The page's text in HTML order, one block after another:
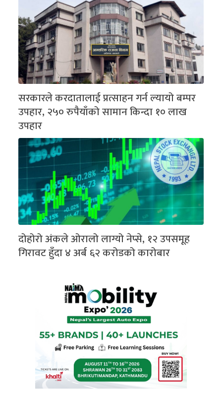
सरकारले करदातालाई प्रत्साहन गर्न ल्यायो बम्पर
उपहार, २५० रुपैयाँको सामान किन्दा १० लाख
उपहार
दोहोरो अंकले ओरालो लाग्यो नेप्से, १२ उपसमूह
गिरावट हुँदा ४ अर्ब ६२ करोडको कारोबार